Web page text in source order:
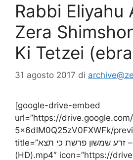
Rabbi Eliyahu
Zera
Ki Tetzei
31 agosto 2017 di
[google-drive-embed
url=”https://
5x6dlM0Q25zV0FXWFk/
title=”הרב אליהו עמר – זרע שמשון פרשת כי תצא
(HD).mp4″ icon=”https://